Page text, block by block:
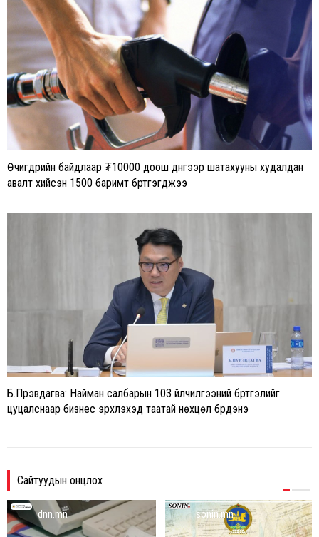
Өчигдрийн байдлаар ₮10000 доош дүнгээр шатахууны худалдан
авалт хийсэн 1500 баримт бүртгэгджээ
Б.Пүрэвдагва: Найман салбарын 103 үйлчилгээний бүртгэлийг
цуцалснаар бизнес эрхлэхэд таатай нөхцөл бүрдэнэ
Сайтуудын онцлох
dnn.mn sonin.mn